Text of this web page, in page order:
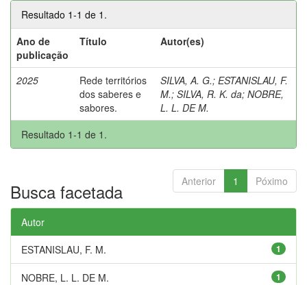
Resultado 1-1 de 1.
Ano de
publicação
Título Autor(es)
2025
Rede territórios
dos saberes e
sabores.
SILVA, A. G.; ESTANISLAU, F.
M.; SILVA, R. K. da; NOBRE,
L. L. DE M.
Resultado 1-1 de 1.
Anterior 1 Póximo
Busca facetada
Autor
1
ESTANISLAU, F. M.
1
NOBRE, L. L. DE M.